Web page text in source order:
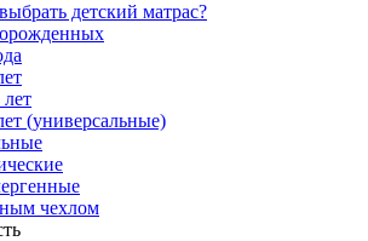
детский матрас?
(универсальные)
чехлом